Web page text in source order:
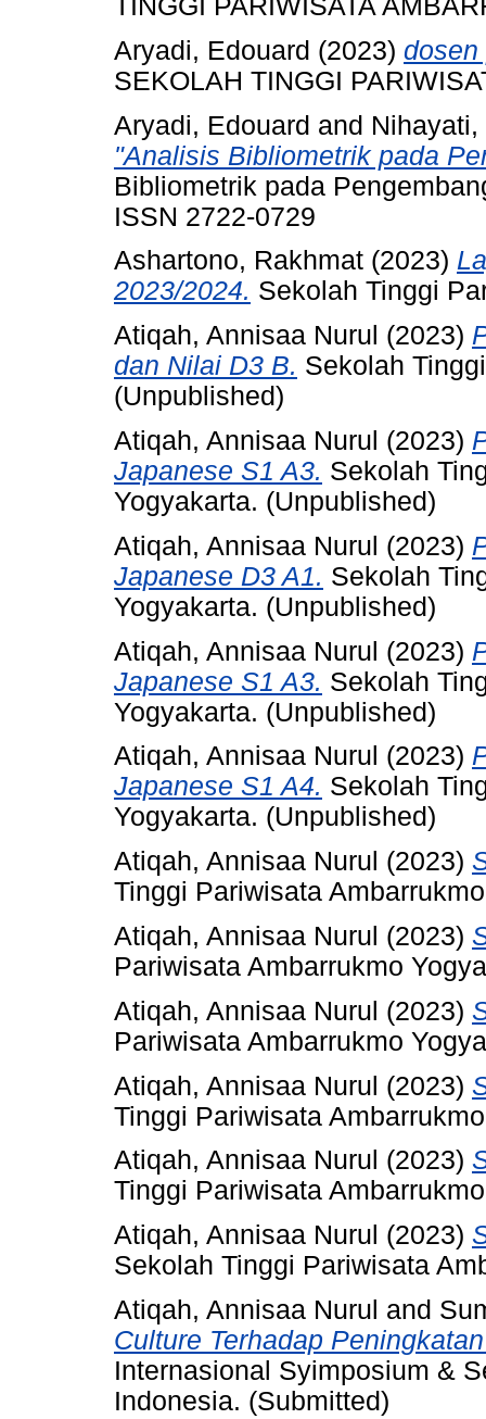
TINGGI PARIWISATA
Aryadi, Edouard (2023) dosen
SEKOLAH TINGGI
Aryadi, Edouard and Nihayati,
"Analisis Bibliometrik pada
Bibliometrik pada
ISSN 2722-0729
Ashartono, Rakhmat (2023)
2023/2024. Sekolah Tinggi
Atiqah, Annisaa Nurul (2023)
dan Nilai D3 B. Sekolah
(Unpublished)
Atiqah, Annisaa Nurul (2023)
Japanese S1 A3. Sekolah
Yogyakarta. (Unpublished)
Atiqah, Annisaa Nurul (2023)
Japanese D3 A1. Sekolah
Yogyakarta. (Unpublished)
Atiqah, Annisaa Nurul (2023)
Japanese S1 A3. Sekolah
Yogyakarta. (Unpublished)
Atiqah, Annisaa Nurul (2023)
Japanese S1 A4. Sekolah
Yogyakarta. (Unpublished)
Atiqah, Annisaa Nurul (2023)
Tinggi Pariwisata
Atiqah, Annisaa Nurul (2023)
Pariwisata Ambarrukmo
Atiqah, Annisaa Nurul (2023)
Pariwisata Ambarrukmo
Atiqah, Annisaa Nurul (2023)
Tinggi Pariwisata
Atiqah, Annisaa Nurul (2023)
Tinggi Pariwisata
Atiqah, Annisaa Nurul (2023)
Sekolah Tinggi Pariwisata
Atiqah, Annisaa Nurul and
Culture Terhadap
Internasional Syimposium &
Indonesia. (Submitted)